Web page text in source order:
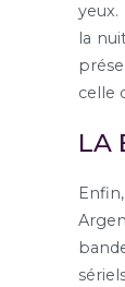
la
celle
LA